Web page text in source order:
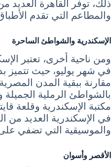
ذلك، توفر القاهرة العديد
والمطاعم التي تقدم
الإسكندرية والشواطئ الساحرة
ومن ناحية أخرى، تعتبر
في شهر يوليو، حيث تتميز
مقارنة ببقية المدن
بالشواطئ الرملية الجميلة
مكتبة الإسكندرية وقلعة
في الإسكندرية العديد من
والموسيقية التي تضفي على
الأقصر وأسوان